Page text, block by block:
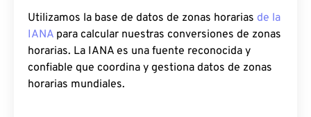
Utilizamos la base de datos de zonas horarias de la
IANA para calcular nuestras conversiones de zonas
horarias. La IANA es una fuente reconocida y
confiable que coordina y gestiona datos de zonas
horarias mundiales.